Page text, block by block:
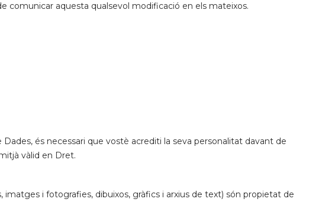
comunicar aquesta qualsevol modificació en els mateixos.
és necessari que vostè acrediti la seva personalitat davant de
vàlid en Dret.
i fotografies, dibuixos, gràfics i arxius de text) són propietat de